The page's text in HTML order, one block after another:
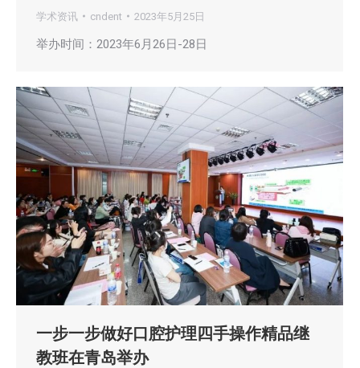
学术资讯 cndent 2023年5月25日
举办时间：2023年6月26日-28日
一步一步做好口腔护理四手操作精品继
教班在青岛举办